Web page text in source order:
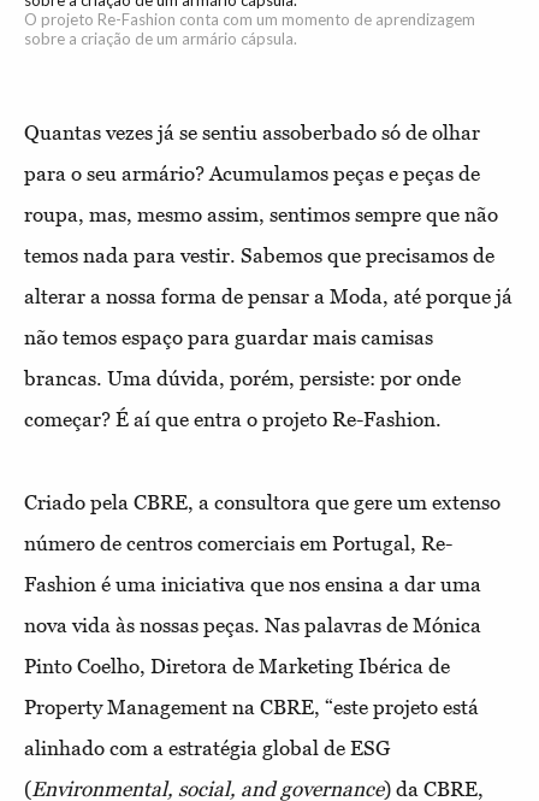
O projeto Re-Fashion conta com um momento de aprendizagem
sobre a criação de um armário cápsula.
Quantas vezes já se sentiu assoberbado só de olhar
para o seu armário? Acumulamos peças e peças de
roupa, mas, mesmo assim, sentimos sempre que não
temos nada para vestir. Sabemos que precisamos de
alterar a nossa forma de pensar a Moda, até porque já
não temos espaço para guardar mais camisas
brancas. Uma dúvida, porém, persiste: por onde
começar? É aí que entra o projeto Re-Fashion.
Criado pela CBRE, a consultora que gere um extenso
número de centros comerciais em Portugal, Re-
Fashion é uma iniciativa que nos ensina a dar uma
nova vida às nossas peças. Nas palavras de Mónica
Pinto Coelho, Diretora de Marketing Ibérica de
Property Management na CBRE, “este projeto está
alinhado com a estratégia global de ESG
(Environmental, social, and governance) da CBRE,